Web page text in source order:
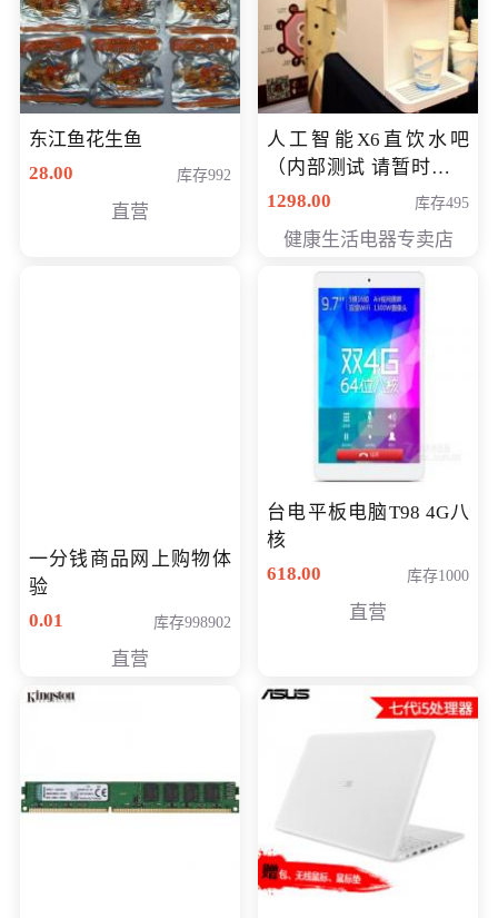
东江鱼花生鱼
28.00
库存992
直营
人工智能X6直饮水吧
（内部测试 请暂时不要
购买）
1298.00 库存495
健康生活电器专卖店
一分钱商品网上购物体
验
0.01
库存998902
直营
台电平板电脑T98 4G八
核
618.00
库存1000
直营